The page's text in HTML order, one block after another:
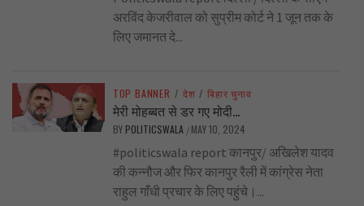
अरविंद केजरीवाल को सुप्रीम कोर्ट ने 1 जून तक के
लिए जमानत दे...
TOP BANNER / देश / बिहार चुनाव
मेरी मोहब्बत से डर गए मोदी…
BY POLITICSWALA / MAY 10, 2024
#politicswala report कानपुर/ अखिलेश यादव
की कन्नौज और फिर कानपुर रैली में कांग्रेस नेता
राहुल गाँधी प्रचार के लिए पहुंचे।...